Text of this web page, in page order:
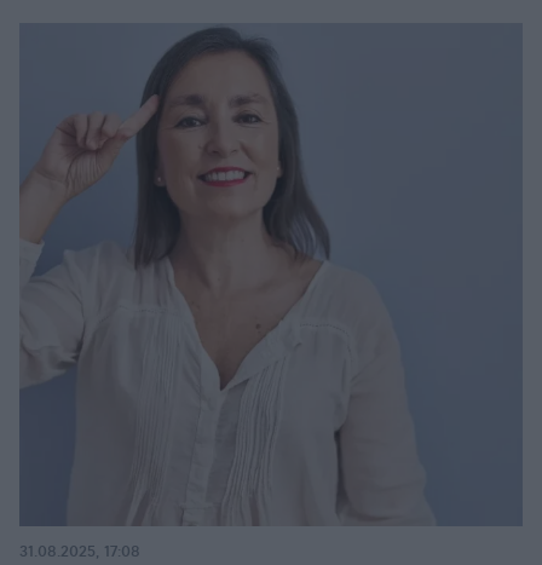
31.08.2025, 17:08